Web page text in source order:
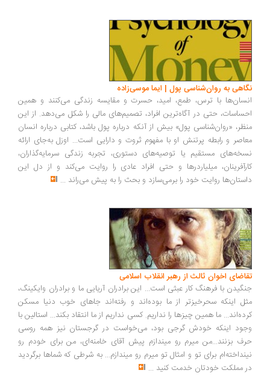
به روان‌شناسی پول | ایما موسی‌زاده
با ترس، طمع، امید، حسرت و مقایسه زندگی می‌کنند و همین
حتی در آگاه‌ترین افراد، تصمیم‌های مالی را شکل می‌دهد. از این
«روان‌شناسی پول» بیش از آنکه درباره پول باشد، کتابی درباره انسان
و رابطه پرتنش او با مفهوم ثروت و دارایی است... اوزل به‌جای ارائه
مستقیم یا توصیه‌های دستوری، تجربه زندگی سرمایه‌گذاران،
میلیاردرها و حتی افراد عادی را روایت می‌کند و از دل این
روایت خود را برمی‌سازد و بحث را به پیش می‌راند ...
اخوان ثالث از رهبر انقلاب اسلامی
با فرهنگ کار عبثی است... این برادران آریایی ما و برادران وایکینگ،
اینکه سحرخیزتر از ما بوده‌اند و رفته‌اند جاهای خوب دنیا مسکن
ما همین چیزها را نداریم. کسی نداریم از ما انتقاد بکند... استالین با
اینکه خودش گرجی بود، می‌خواست در گرجستان نیز همه روسی
بزنند...من میرم رو میندازم پیش آقای خامنه‌ای، من برای خودم رو
برای تو و امثال تو میرم رو میندازم... به شرطی که شماها برگردید
مملکت خودتان خدمت کنید...